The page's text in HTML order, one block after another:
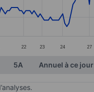
22 23 24 27
5A Annuel à ce jour